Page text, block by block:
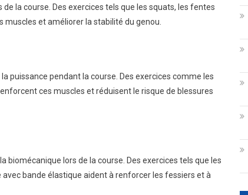
la course. Des exercices tels que les squats, les fentes
et améliorer la stabilité du genou.
puissance pendant la course. Des exercices comme les
ces muscles et réduisent le risque de blessures
biomécanique lors de la course. Des exercices tels que les
bande élastique aident à renforcer les fessiers et à